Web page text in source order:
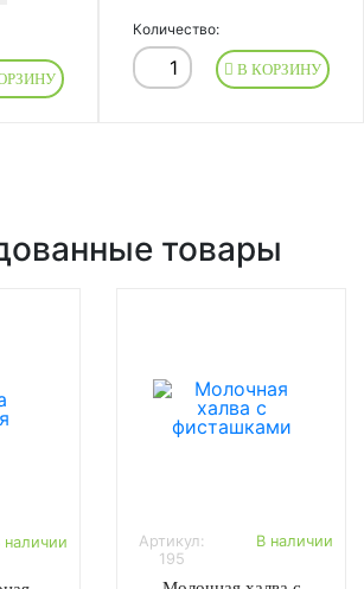
Количество:
В КОРЗИНУ
товары
наличии
Артикул:
195
В наличии